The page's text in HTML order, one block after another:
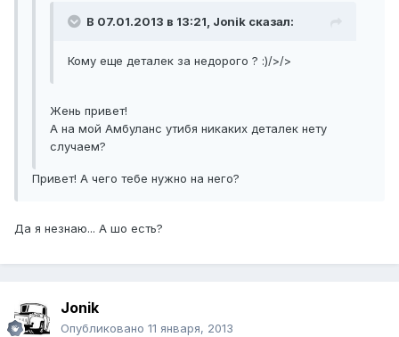
В 07.01.2013 в 13:21, Jonik сказал:
Кому еще деталек за недорого ? :)/>/>
Жень привет!
А на мой Амбуланс утибя никаких деталек нету
случаем?
Привет! А чего тебе нужно на него?
Да я незнаю... А шо есть?
Jonik
Опубликовано 11 января, 2013